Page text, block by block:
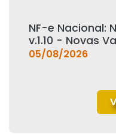
NF-e Nacional:
v.1.10 - Novas
05/08/2026